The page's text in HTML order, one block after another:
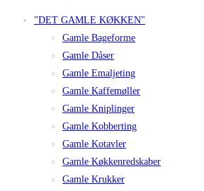
"DET GAMLE KØKKEN"
Gamle Bageforme
Gamle Dåser
Gamle Emaljeting
Gamle Kaffemøller
Gamle Kniplinger
Gamle Kobberting
Gamle Kotavler
Gamle Køkkenredskaber
Gamle Krukker